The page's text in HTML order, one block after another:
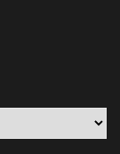
ลั่นสู้รบ ครั้งนี้